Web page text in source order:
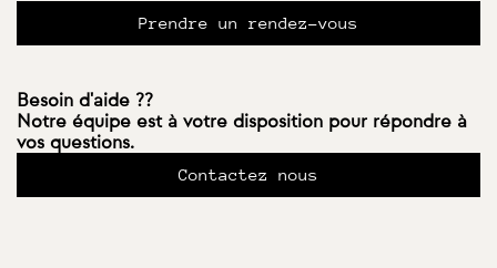
Prendre un rendez-vous
Besoin d'aide ??
Notre équipe est à votre disposition pour répondre à
vos questions.
Contactez nous